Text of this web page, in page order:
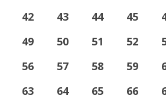
42
43 44 45
49
50 51 52
56
57 58 59
63
64 65 66